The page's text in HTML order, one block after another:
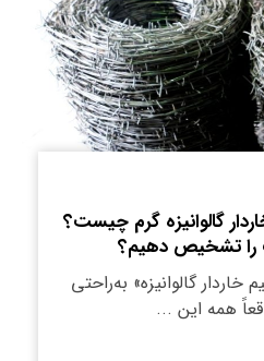
گالوانیزه گرم چیست؟
را تشخیص دهیم؟
خاردار گالوانیزه» به‌راحتی
همه این ...